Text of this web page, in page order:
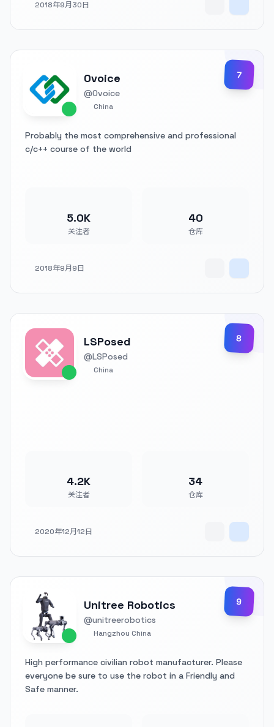
2018年9月30日
7
0voice
@0voice
China
Probably the most comprehensive and professional
c/c++ course of the world
5.0K
关注者
40
仓库
2018年9月9日
8
LSPosed
@LSPosed
China
4.2K
关注者
34
仓库
2020年12月12日
9
Unitree Robotics
@unitreerobotics
Hangzhou China
High performance civilian robot manufacturer. Please
everyone be sure to use the robot in a Friendly and
Safe manner.